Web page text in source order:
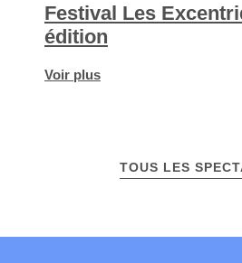
Festival Les
édition
Voir plus
TOUS LES